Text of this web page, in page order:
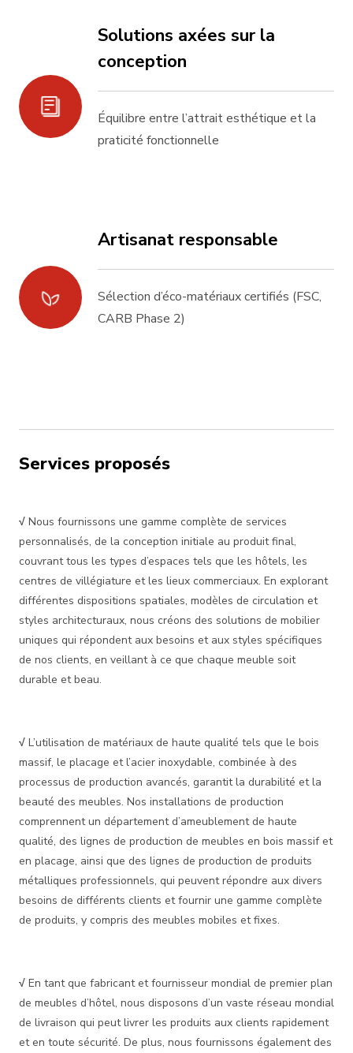
Solutions axées sur la
conception
Équilibre entre l’attrait esthétique et la
praticité fonctionnelle
Artisanat responsable
Sélection d’éco-matériaux certifiés (FSC,
CARB Phase 2)
Services proposés
√ Nous fournissons une gamme complète de services
personnalisés, de la conception initiale au produit final,
couvrant tous les types d’espaces tels que les hôtels, les
centres de villégiature et les lieux commerciaux. En explorant
différentes dispositions spatiales, modèles de circulation et
styles architecturaux, nous créons des solutions de mobilier
uniques qui répondent aux besoins et aux styles spécifiques
de nos clients, en veillant à ce que chaque meuble soit
durable et beau.
√ L’utilisation de matériaux de haute qualité tels que le bois
massif, le placage et l’acier inoxydable, combinée à des
processus de production avancés, garantit la durabilité et la
beauté des meubles. Nos installations de production
comprennent un département d’ameublement de haute
qualité, des lignes de production de meubles en bois massif et
en placage, ainsi que des lignes de production de produits
métalliques professionnels, qui peuvent répondre aux divers
besoins de différents clients et fournir une gamme complète
de produits, y compris des meubles mobiles et fixes.
√ En tant que fabricant et fournisseur mondial de premier plan
de meubles d’hôtel, nous disposons d’un vaste réseau mondial
de livraison qui peut livrer les produits aux clients rapidement
et en toute sécurité. De plus, nous fournissons également des